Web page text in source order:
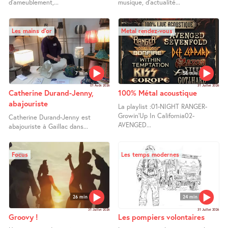
d’ameublement,... musique, d’actualité...
7 min
Les mains d’or
01 Août 2026
Catherine Durand-Jenny,
abajouriste
Catherine Durand-Jenny est
abajouriste à Gaillac dans...
58 min
Metal rendez-vous
31 Juillet 2026
100% Métal acoustique
La playlist :01-NIGHT RANGER-
Growin’Up In California02-
AVENGED...
26 min
Focus
31 Juillet 2026
Groovy !
24 min
Les temps modernes
31 Juillet 2026
Les pompiers volontaires